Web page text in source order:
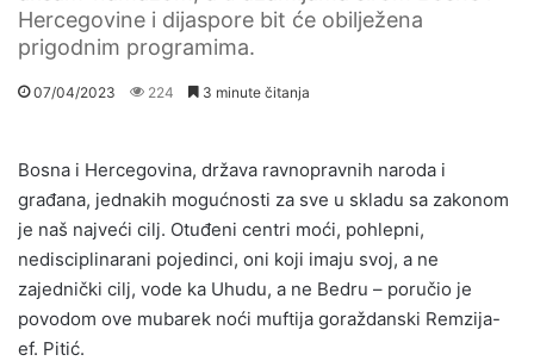
Hercegovine i dijaspore bit će obilježena
prigodnim programima.
07/04/2023 224 3 minute čitanja
Bosna i Hercegovina, država ravnopravnih naroda i
građana, jednakih mogućnosti za sve u skladu sa zakonom
je naš najveći cilj. Otuđeni centri moći, pohlepni,
nedisciplinarani pojedinci, oni koji imaju svoj, a ne
zajednički cilj, vode ka Uhudu, a ne Bedru – poručio je
povodom ove mubarek noći muftija goraždanski Remzija-
ef. Pitić.